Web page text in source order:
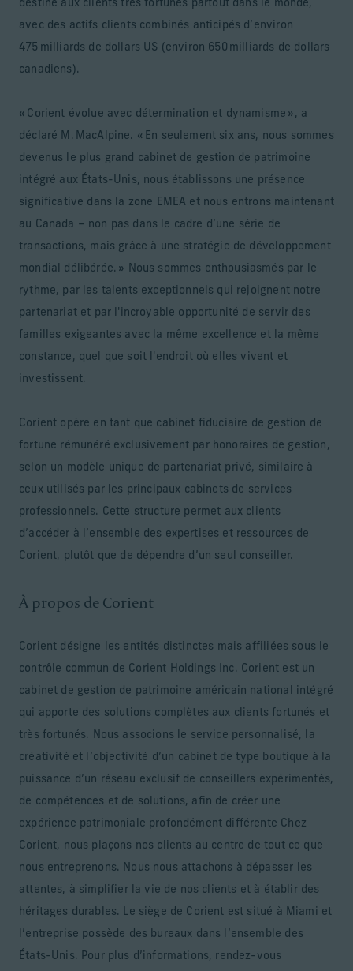
destiné aux clients très fortunés partout dans le monde,
avec des actifs clients combinés anticipés d’environ
475 milliards de dollars US (environ 650 milliards de dollars
canadiens).
« Corient évolue avec détermination et dynamisme », a
déclaré M. MacAlpine. « En seulement six ans, nous sommes
devenus le plus grand cabinet de gestion de patrimoine
intégré aux États-Unis, nous établissons une présence
significative dans la zone EMEA et nous entrons maintenant
au Canada – non pas dans le cadre d’une série de
transactions, mais grâce à une stratégie de développement
mondial délibérée. » Nous sommes enthousiasmés par le
rythme, par les talents exceptionnels qui rejoignent notre
partenariat et par l'incroyable opportunité de servir des
familles exigeantes avec la même excellence et la même
constance, quel que soit l'endroit où elles vivent et
investissent.
Corient opère en tant que cabinet fiduciaire de gestion de
fortune rémunéré exclusivement par honoraires de gestion,
selon un modèle unique de partenariat privé, similaire à
ceux utilisés par les principaux cabinets de services
professionnels. Cette structure permet aux clients
d’accéder à l’ensemble des expertises et ressources de
Corient, plutôt que de dépendre d’un seul conseiller.
À propos de Corient
Corient désigne les entités distinctes mais affiliées sous le
contrôle commun de Corient Holdings Inc. Corient est un
cabinet de gestion de patrimoine américain national intégré
qui apporte des solutions complètes aux clients fortunés et
très fortunés. Nous associons le service personnalisé, la
créativité et l’objectivité d’un cabinet de type boutique à la
puissance d’un réseau exclusif de conseillers expérimentés,
de compétences et de solutions, afin de créer une
expérience patrimoniale profondément différente Chez
Corient, nous plaçons nos clients au centre de tout ce que
nous entreprenons. Nous nous attachons à dépasser les
attentes, à simplifier la vie de nos clients et à établir des
héritages durables. Le siège de Corient est situé à Miami et
l’entreprise possède des bureaux dans l’ensemble des
États-Unis. Pour plus d’informations, rendez-vous